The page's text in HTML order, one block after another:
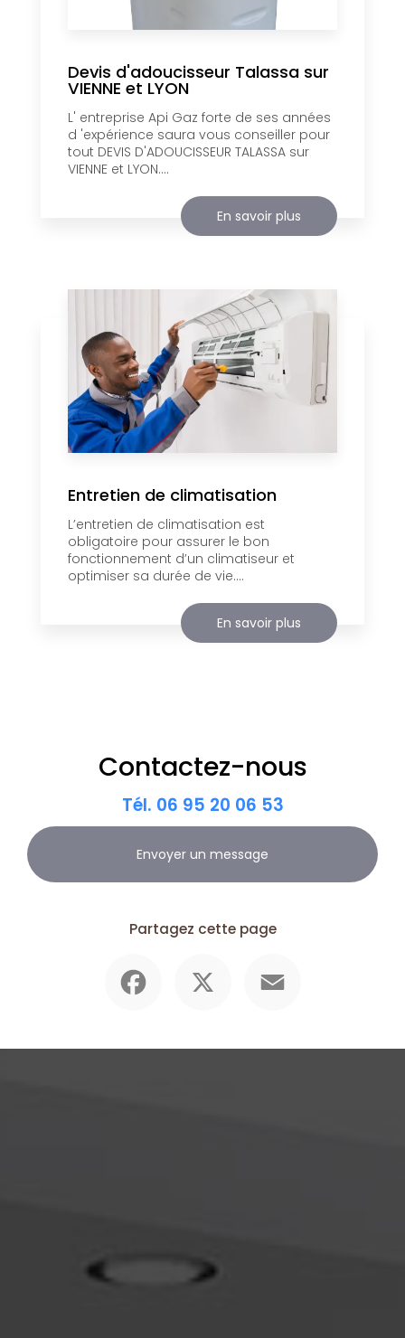
Devis d'adoucisseur Talassa sur
VIENNE et LYON
L' entreprise Api Gaz forte de ses années
d 'expérience saura vous conseiller pour
tout DEVIS D'ADOUCISSEUR TALASSA sur
VIENNE et LYON....
En savoir plus
Entretien de climatisation
L’entretien de climatisation est
obligatoire pour assurer le bon
fonctionnement d’un climatiseur et
optimiser sa durée de vie....
En savoir plus
Contactez-nous
Tél. 06 95 20 06 53
Envoyer un message
Partagez cette page